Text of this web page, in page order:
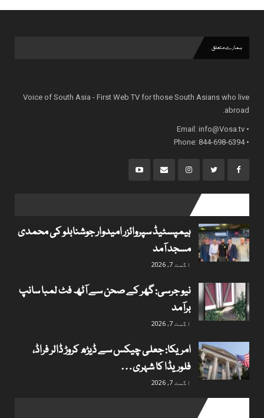
ہمارے متعلق
Voice of South Asia - First Web TV for those South Asians who live
abroad.
• Email:
info@Vosa.tv
• Phone: 844-698-6394
ہیمپسٹیڈ سپروائزر امیدوار جوشنابلو کی محمدی
مسجد آمد
اگست 7, 2026
نیو جرسی: گھر کے صحن سے آٹھ فٹ لمبا سانپ
برآمد
اگست 7, 2026
امریکا: جعلی چیکس سے ڈیڑھ کروڑ ڈالر فراڈ،
فلوریڈا کا شہری…
اگست 7, 2026